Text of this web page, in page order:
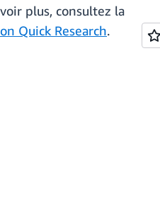
plus, consultez la
Quick Research.